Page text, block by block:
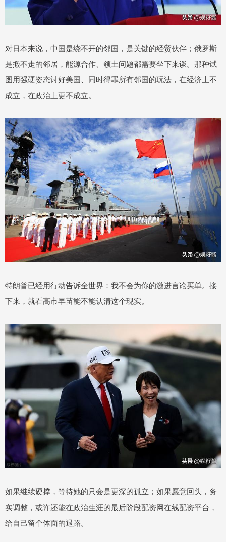
对日本来说，中国是绕不开的邻国，是关键的经贸伙伴；俄罗斯
是搬不走的邻居，能源合作、领土问题都需要坐下来谈。那种试
图用强硬姿态讨好美国、同时得罪所有邻国的玩法，在经济上不
成立，在政治上更不成立。
特朗普已经用行动告诉全世界：我不会为你的激进言论买单。接
下来，就看高市早苗能不能认清这个现实。
如果继续硬撑，等待她的只会是更深的孤立；如果愿意回头，务
实调整，或许还能在政治生涯的最后阶段配资网在线配资平台，
给自己留个体面的退路。